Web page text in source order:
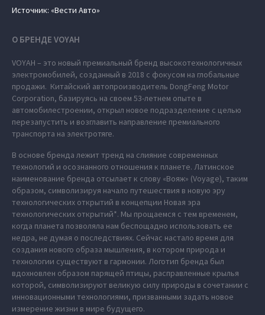
Источник: «Вести Авто»
О БРЕНДЕ VOYAH
VOYAH – это новый премиальный бренд высокотехнологичных
электромобилей, созданный в 2018 с фокусом на глобальные
продажи. Китайский автопроизводитель DongFeng Motor
Corporation, базируясь на своем 53-летнем опыте в
автомобилестроении, открыл новое подразделение с целью
перезапустить и возглавить направление премиального
транспорта на электротяге.
В основе бренда лежит тренд на слияние современных
технологий и осознанного отношения к планете. Латинское
наименование бренда отсылает к слову «Вояж» (Voyage), таким
образом, символизируя начало путешествия в новую эру
технологических открытий в концепции Новая эра
технологических открытий*. Мы прощаемся с тем временем,
когда планета позволяла нам беспощадно использовать ее
недра, не думая о последствиях. Сейчас настало время для
создания нового образа мышления, в котором природа и
технологии существуют в гармонии. Логотип бренда был
вдохновлен образом парящей птицы, расправленные крылья
которой, символизируют великую силу природы в сочетании с
инновационными технологиями, призванными задать новое
измерение жизни в мире будущего.